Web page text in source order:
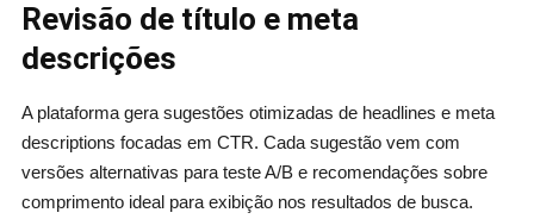
Revisão de título e meta
descrições
A plataforma gera sugestões otimizadas de headlines e meta
descriptions focadas em CTR. Cada sugestão vem com
versões alternativas para teste A/B e recomendações sobre
comprimento ideal para exibição nos resultados de busca.